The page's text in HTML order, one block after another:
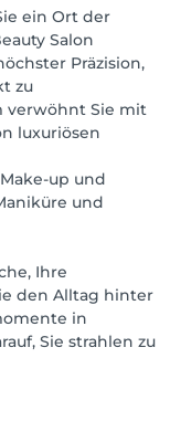
ein Ort der
Salon
Präzision,
zu
verwöhnt Sie mit
luxuriösen
up und
und
Ihre
den Alltag hinter
in
Sie strahlen zu